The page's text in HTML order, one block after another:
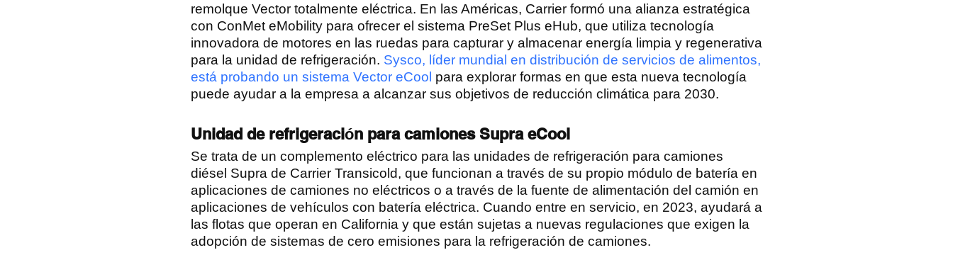
remolque Vector totalmente eléctrica. En las Américas, Carrier formó una alianza estratégica
con ConMet eMobility para ofrecer el sistema PreSet Plus eHub, que utiliza tecnología
innovadora de motores en las ruedas para capturar y almacenar energía limpia y regenerativa
para la unidad de refrigeración. Sysco, líder mundial en distribución de servicios de alimentos,
está probando un sistema Vector eCool para explorar formas en que esta nueva tecnología
puede ayudar a la empresa a alcanzar sus objetivos de reducción climática para 2030.
Unidad de refrigeración para camiones Supra eCool
Se trata de un complemento eléctrico para las unidades de refrigeración para camiones
diésel Supra de Carrier Transicold, que funcionan a través de su propio módulo de batería en
aplicaciones de camiones no eléctricos o a través de la fuente de alimentación del camión en
aplicaciones de vehículos con batería eléctrica. Cuando entre en servicio, en 2023, ayudará a
las flotas que operan en California y que están sujetas a nuevas regulaciones que exigen la
adopción de sistemas de cero emisiones para la refrigeración de camiones.